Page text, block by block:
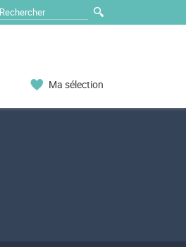
Ma sélection